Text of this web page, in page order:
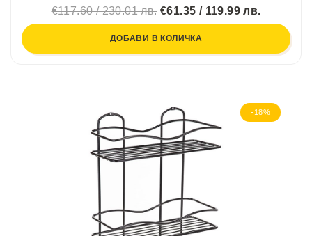
€117.60 / 230.01 лв.€61.35 / 119.99 лв.
ДОБАВИ В КОЛИЧКА
-18%